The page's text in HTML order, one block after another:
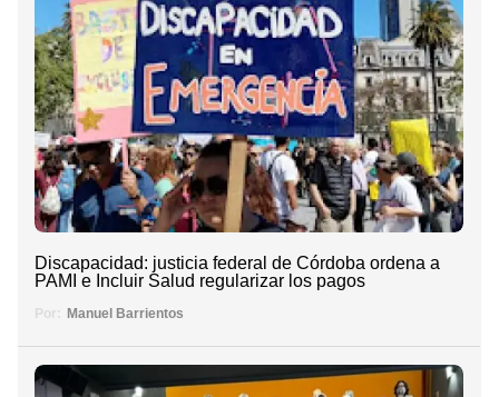
Discapacidad: justicia federal de Córdoba ordena a
PAMI e Incluir Salud regularizar los pagos
Por: Manuel Barrientos